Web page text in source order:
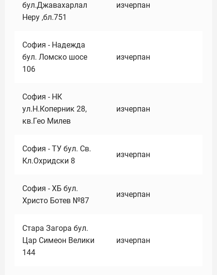
бул.Джавахарлал
Неру ,бл.751
изчерпан
София - Надежда
бул. Ломско шосе
106
изчерпан
София - НК
ул.Н.Коперник 28,
кв.Гео Милев
изчерпан
София - ТУ бул. Св.
Кл.Охридски 8
изчерпан
София - ХБ бул.
Христо Ботев №87
изчерпан
Стара Загора бул.
Цар Симеон Велики
144
изчерпан